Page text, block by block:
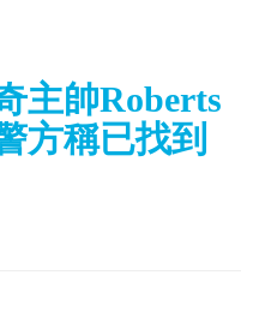
主帥Roberts
方稱已找到